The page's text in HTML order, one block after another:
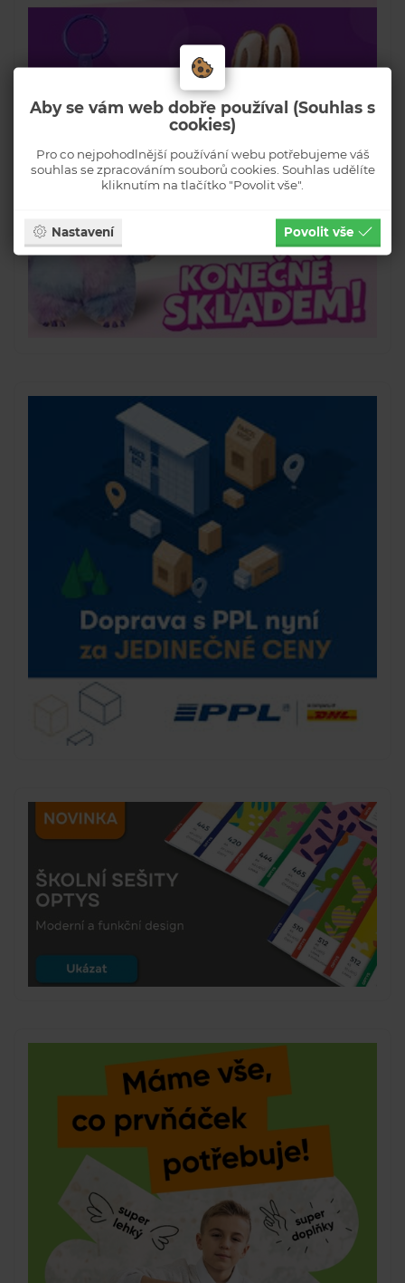
Aby se vám web dobře používal (Souhlas s
cookies)
Pro co nejpohodlnější používání webu potřebujeme váš
souhlas se zpracováním souborů cookies. Souhlas udělíte
kliknutím na tlačítko "Povolit vše".
Nastavení Povolit vše